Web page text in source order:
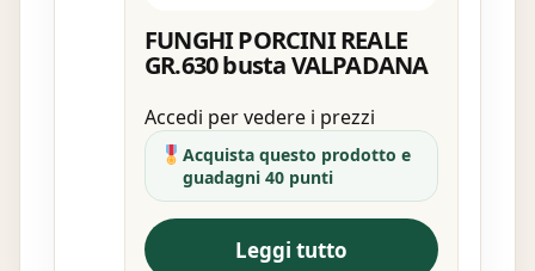
FUNGHI PORCINI REALE
GR.630 busta VALPADANA
Accedi per vedere i prezzi
Acquista questo prodotto e
guadagni 40 punti
Leggi tutto